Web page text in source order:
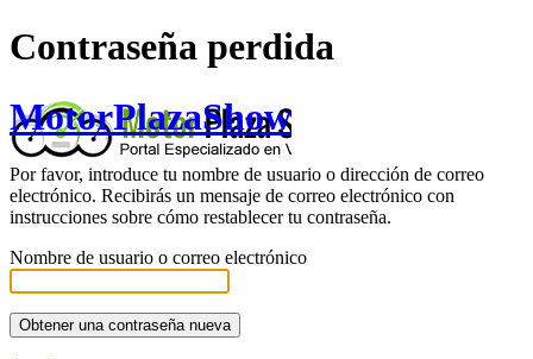
Contraseña perdida
MotorPlazaShow
Por favor, introduce tu nombre de usuario o dirección de correo
electrónico. Recibirás un mensaje de correo electrónico con
instrucciones sobre cómo restablecer tu contraseña.
Nombre de usuario o correo electrónico